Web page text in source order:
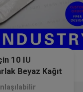
10 IU
Beyaz Kağıt